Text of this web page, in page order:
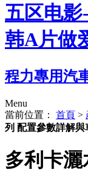
五区电影
韩A片做
程力專用汽
Menu
當前位置：
首頁 >
列 配置參數詳解與
多利卡